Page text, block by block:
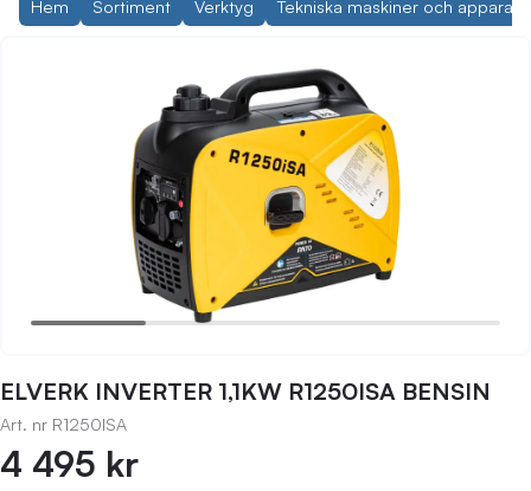
Hem Sortiment Verktyg Tekniska maskiner och
ELVERK INVERTER 1,1KW R1250ISA BENSIN
Art. nr R1250ISA
4 495 kr